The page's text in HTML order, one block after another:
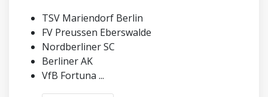
TSV Mariendorf Berlin
FV Preussen Eberswalde
Nordberliner SC
Berliner AK
VfB Fortuna ...